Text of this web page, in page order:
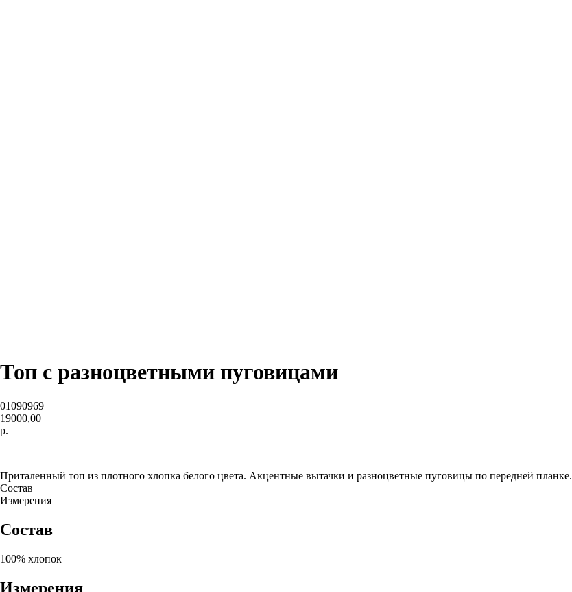
Топ с разноцветными пуговицами
01090969
19000,00
р.
Приталенный топ из плотного хлопка белого цвета. Акцентные вытачки и разноцветные пуговицы по передней планке.
Состав
Измерения
Состав
100% хлопок
Измерения